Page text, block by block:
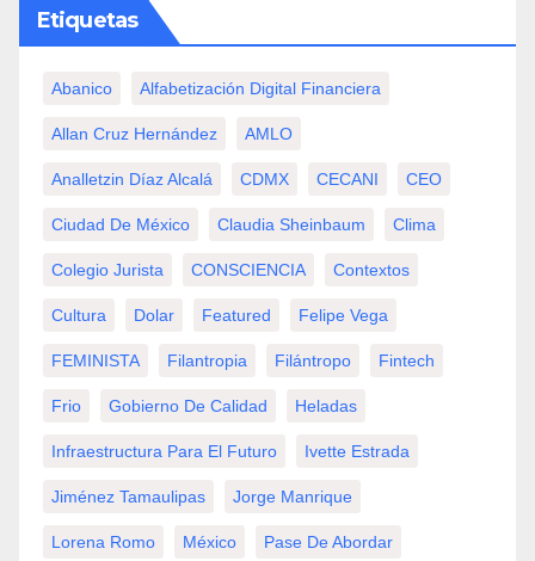
Etiquetas
Abanico Alfabetización Digital Financiera
Allan Cruz Hernández AMLO
Analletzin Díaz Alcalá CDMX CECANI CEO
Ciudad De México Claudia Sheinbaum Clima
Colegio Jurista CONSCIENCIA Contextos
Cultura Dolar Featured Felipe Vega
FEMINISTA Filantropia Filántropo Fintech
Frio Gobierno De Calidad Heladas
Infraestructura Para El Futuro Ivette Estrada
Jiménez Tamaulipas Jorge Manrique
Lorena Romo México Pase De Abordar